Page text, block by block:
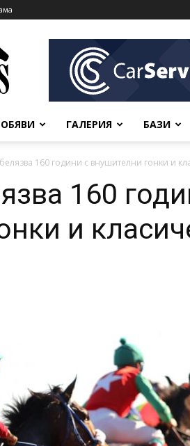
ОБЯВИ ГАЛЕРИЯ БАЗИ
160 години с внушителни гонки и
160
и